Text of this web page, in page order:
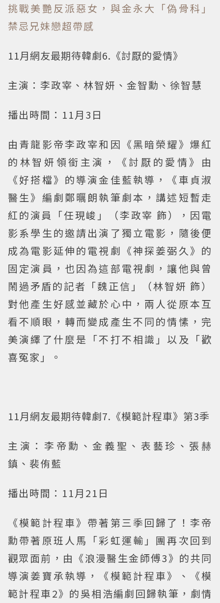
挑戰美艷反派惡女，與金永大「偽骨科」
禁忌兄妹戀超帶感
11月網友最期待韓劇6.《討厭的愛情》
主演：李政宰、林智妍、金智勳、徐智慧
播出時間：11月3日
由青龍影帝李政宰和因《黑暗榮耀》爆紅
的林智妍領銜主演，《討厭的愛情》由
《好搭檔》的導演金佳藍執導，《車貞淑
醫生》編劇鄭曞朗執筆劇本，講述短暫走
紅的演員「任現峻」（李政宰 飾），因電
影系學生的邀請出演了獨立電影，隨後便
成為電影延伸的電視劇《神探姜弼久》的
固定演員，也因為這部電視劇，讓他與曾
鬧過矛盾的記者「魏正信」（林智妍 飾）
對他產生好感並藏於心中，兩人從原本互
看不順眼，轉而變成產生不同的情愫，完
美演繹了什麼是「不打不相識」以及「歡
喜冤家」。
11月網友最期待韓劇7.《模範計程車》第3季
主演：李帝勳、金義聖、表藝珍、張赫
鎮、裴侑藍
播出時間：11月21日
《模範計程車》帶著第三季回歸了！李帝
勳帶著原班人馬「彩虹運輸」團再次回到
觀眾面前，由《浪漫醫生金師傅3》的共同
導演姜寶承執導，《模範計程車》、《模
範計程車2》的吳相浩編劇回歸執筆，劇情